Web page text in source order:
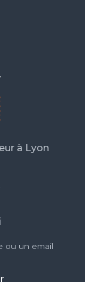
à Lyon
ou un email